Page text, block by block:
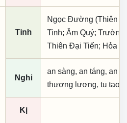
Tinh
Ngọc Đường (Thiên
Tinh; Âm Quý;
Thiên Đại Tiến; Hỏa
Nghi
an sàng, an táng, an
thượng lương, tu tạo
Kị